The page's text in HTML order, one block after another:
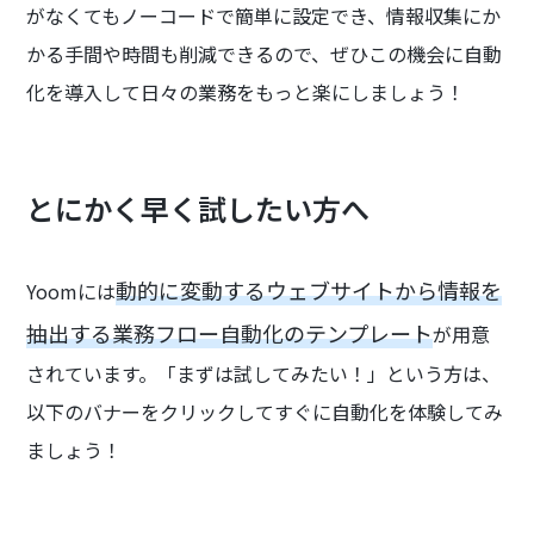
がなくてもノーコードで簡単に設定でき、情報収集にか
かる手間や時間も削減できるので、ぜひこの機会に自動
化を導入して日々の業務をもっと楽にしましょう！
とにかく早く試したい方へ
Yoomには動的に変動するウェブサイトから情報を
抽出する業務フロー自動化のテンプレートが用意
されています。「まずは試してみたい！」という方は、
以下のバナーをクリックしてすぐに自動化を体験してみ
ましょう！